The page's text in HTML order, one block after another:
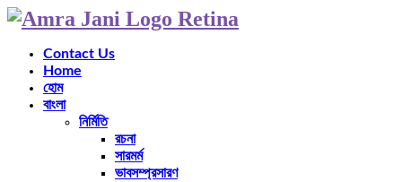
Contact Us
Home
হোম
বাংলা
নির্মিতি
রচনা
সারমর্ম
ভাবসম্প্রসারণ